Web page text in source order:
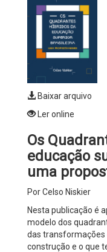
Baixar arquivo
Ler online
Os
educação
uma
Por Celso Niskier
Nesta publicação é
modelo dos
das transformações
construção e o que